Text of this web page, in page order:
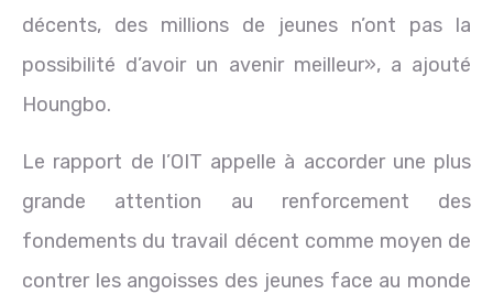
décents, des millions de jeunes n’ont pas la
possibilité d’avoir un avenir meilleur», a ajouté
Houngbo.
Le rapport de l’OIT appelle à accorder une plus
grande attention au renforcement des
fondements du travail décent comme moyen de
contrer les angoisses des jeunes face au monde